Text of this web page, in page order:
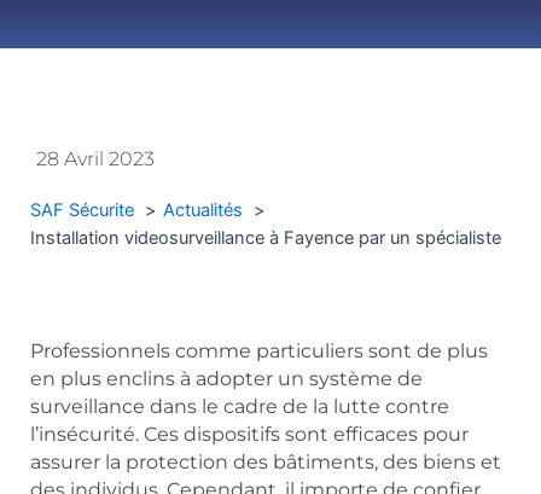
28 Avril 2023
SAF Sécurite
Actualités
Installation videosurveillance à Fayence par un spécialiste
Professionnels comme particuliers sont de plus
en plus enclins à adopter un système de
surveillance dans le cadre de la lutte contre
l’insécurité. Ces dispositifs sont efficaces pour
assurer la protection des bâtiments, des biens et